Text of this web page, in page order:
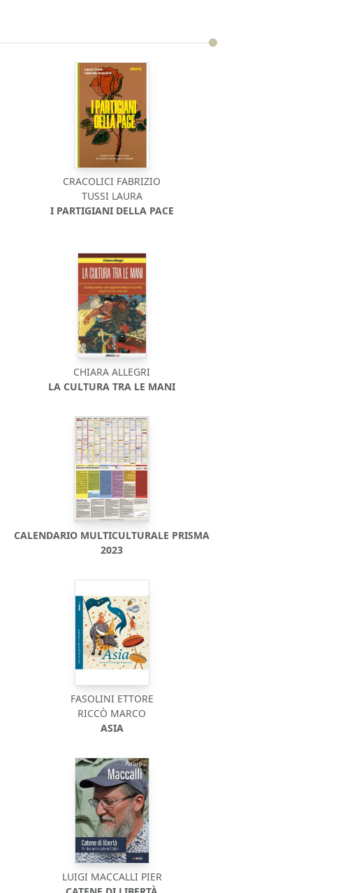
CRACOLICI FABRIZIO
TUSSI LAURA
I PARTIGIANI DELLA PACE
CHIARA ALLEGRI
LA CULTURA TRA LE MANI
CALENDARIO MULTICULTURALE PRISMA
2023
FASOLINI ETTORE
RICCÒ MARCO
ASIA
LUIGI MACCALLI PIER